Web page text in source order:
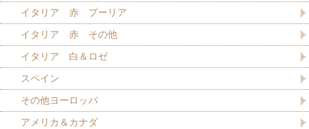
イタリア 赤 プーリア
イタリア 赤 その他
イタリア 白＆ロゼ
スペイン
その他ヨーロッパ
アメリカ＆カナダ